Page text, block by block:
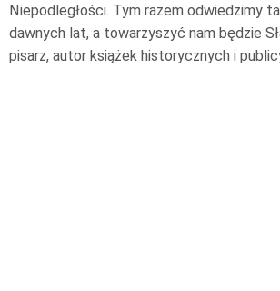
Niepodległości. Tym razem odwiedzimy
dawnych lat, a towarzyszyć nam będzie
pisarz, autor książek historycznych i
naszemu rozmówcy poznamy wiele